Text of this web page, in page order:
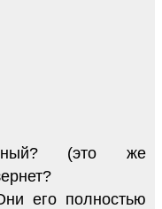
(это же
его полностью